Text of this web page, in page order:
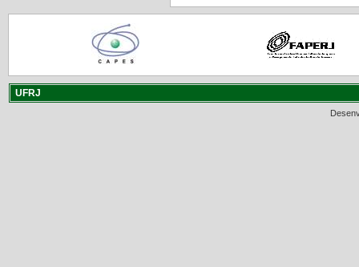
UFRJ